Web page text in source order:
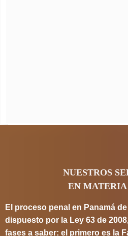
NUESTROS
EN
El proceso penal en Panamá
dispuesto por la Ley 63 de
fases a saber: el primero es la